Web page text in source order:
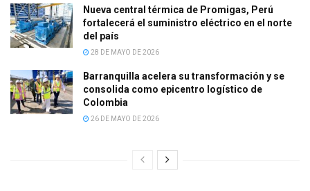
Nueva central térmica de Promigas, Perú
fortalecerá el suministro eléctrico en el norte
del país
28 DE MAYO DE 2026
Barranquilla acelera su transformación y se
consolida como epicentro logístico de
Colombia
26 DE MAYO DE 2026